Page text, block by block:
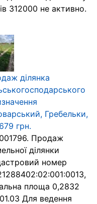
312000 не активно.
ділянка
Гребельки,
грн.
Продаж
ділянки
номер
площа 0,2832
Для ведення